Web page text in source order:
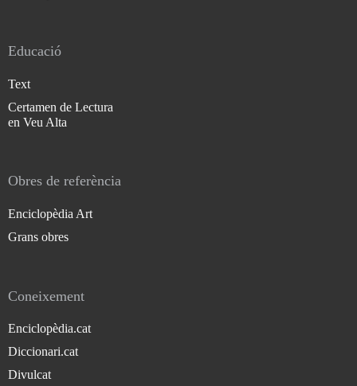
Educació
Text
Certamen de Lectura
en Veu Alta
Obres de referència
Enciclopèdia Art
Grans obres
Coneixement
Enciclopèdia.cat
Diccionari.cat
Divulcat